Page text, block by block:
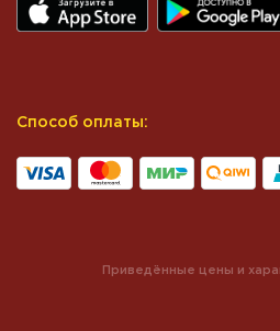
Способ оплаты:
Приведённые цены и